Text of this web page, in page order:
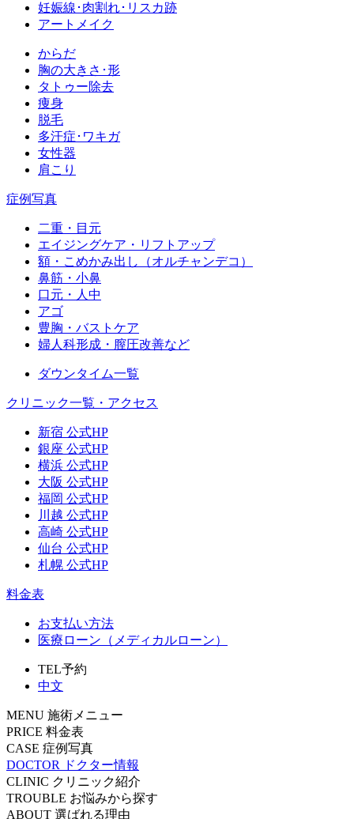
妊娠線･肉割れ･リスカ跡
アートメイク
からだ
胸の大きさ･形
タトゥー除去
痩身
脱毛
多汗症･ワキガ
女性器
肩こり
症例写真
二重・目元
エイジングケア・リフトアップ
額・こめかみ出し（オルチャンデコ）
鼻筋・小鼻
口元・人中
アゴ
豊胸・バストケア
婦人科形成・膣圧改善など
ダウンタイム一覧
クリニック一覧・アクセス
新宿 公式HP
銀座 公式HP
横浜 公式HP
大阪 公式HP
福岡 公式HP
川越 公式HP
高崎 公式HP
仙台 公式HP
札幌 公式HP
料金表
お支払い方法
医療ローン（メディカルローン）
TEL予約
中文
MENU 施術メニュー
PRICE 料金表
CASE 症例写真
DOCTOR
ドクター情報
CLINIC クリニック紹介
TROUBLE お悩みから探す
ABOUT 選ばれる理由